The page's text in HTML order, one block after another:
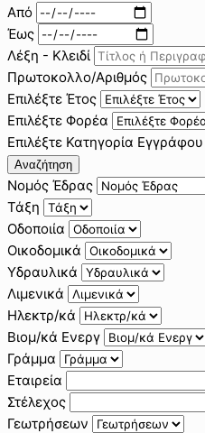
Από
Έως
Λέξη - Κλειδί
Πρωτοκολλο/Αριθμός
Επιλέξτε Έτος
Επιλέξτε Φορέα
Επιλέξτε Κατηγορία Εγγράφου
Αναζήτηση
Νομός Έδρας
Τάξη
Οδοποιία
Οικοδομικά
Υδραυλικά
Λιμενικά
Ηλεκτρ/κά
Βιομ/κά Ενεργ
Γράμμα
Εταιρεία
Στέλεχος
Γεωτρήσεων